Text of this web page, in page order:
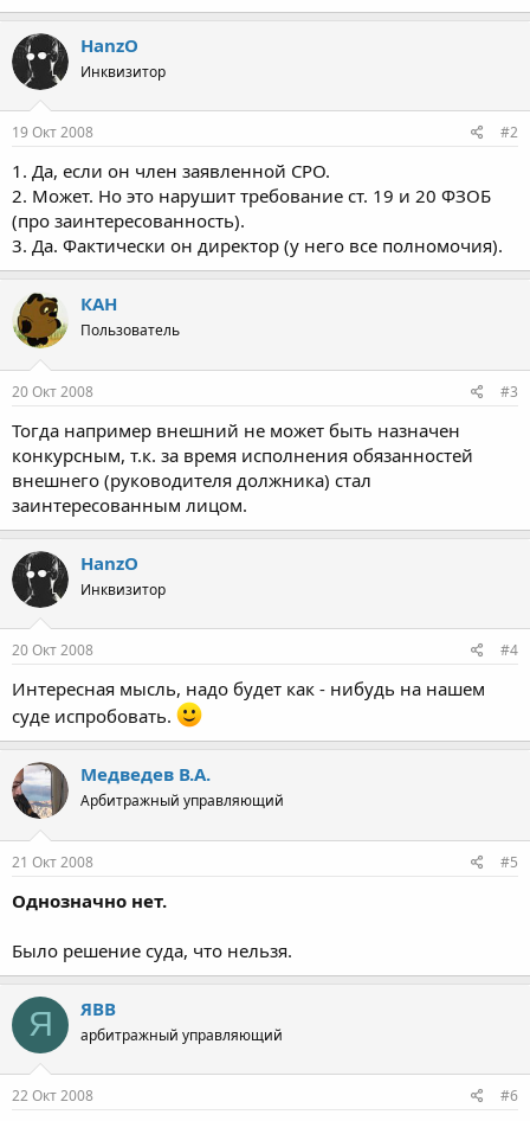
HanzO
Инквизитор
19 Окт 2008 #2
1. Да, если он член заявленной СРО.
2. Может. Но это нарушит требование ст. 19 и 20 ФЗОБ
(про заинтересованность).
3. Да. Фактически он директор (у него все полномочия).
КАН
Пользователь
20 Окт 2008 #3
Тогда например внешний не может быть назначен
конкурсным, т.к. за время исполнения обязанностей
внешнего (руководителя должника) стал
заинтересованным лицом.
HanzO
Инквизитор
20 Окт 2008 #4
Интересная мысль, надо будет как - нибудь на нашем
суде испробовать.
Медведев В.А.
Арбитражный управляющий
21 Окт 2008 #5
Однозначно нет.
Было решение суда, что нельзя.
Я ЯВВ
арбитражный управляющий
22 Окт 2008 #6